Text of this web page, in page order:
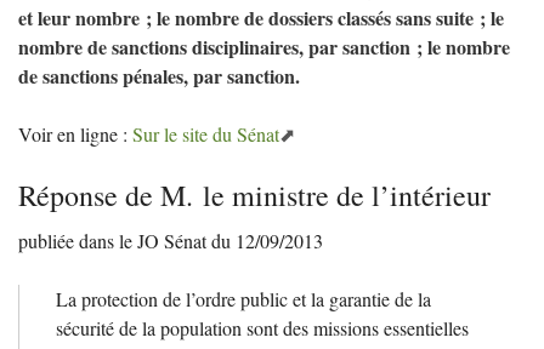
et leur nombre ; le nombre de dossiers classés sans suite ; le
nombre de sanctions disciplinaires, par sanction ; le nombre
de sanctions pénales, par sanction.
Voir en ligne : Sur le site du Sénat
Réponse de M. le ministre de l’intérieur
publiée dans leJO Sénat du 12/09/2013
La protection de l’ordre public et la garantie de la
sécurité de la population sont des missions essentielles